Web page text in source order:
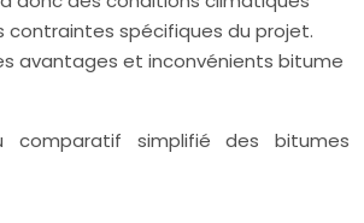
contraintes spécifiques du projet.
avantages et inconvénients bitume
comparatif simplifié des bitumes